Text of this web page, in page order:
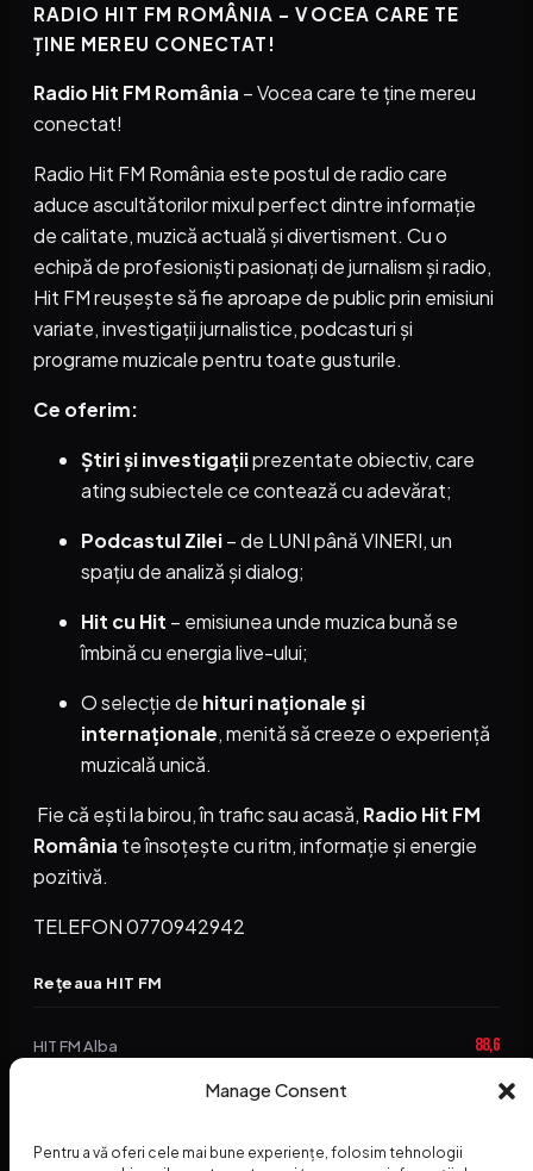
Manage Consent
Pentru a vă oferi cele mai bune experiențe, folosim tehnologii
RADIO HIT FM ROMÂNIA – VOCEA CARE TE
ȚINE MEREU CONECTAT!
Radio Hit FM România – Vocea care te ține mereu
conectat!
Radio Hit FM România este postul de radio care
aduce ascultătorilor mixul perfect dintre informație
de calitate, muzică actuală și divertisment. Cu o
echipă de profesioniști pasionați de jurnalism și radio,
Hit FM reușește să fie aproape de public prin emisiuni
variate, investigații jurnalistice, podcasturi și
programe muzicale pentru toate gusturile.
Ce oferim:
Știri și investigațiiprezentate obiectiv, care
ating subiectele ce contează cu adevărat;
Podcastul Zilei– de LUNI până VINERI, un
spațiu de analiză și dialog;
Hit cu Hit – emisiunea unde muzica bună se
îmbină cu energia live-ului;
O selecție de hituri naționale și
internaționale, menită să creeze o experiență
muzicală unică.
Fie că ești la birou, în trafic sau acasă, Radio Hit FM
România te însoțește cu ritm, informație și energie
pozitivă.
TELEFON 0770942942
Rețeaua HIT FM
HIT FM Alba 88,6
94,2